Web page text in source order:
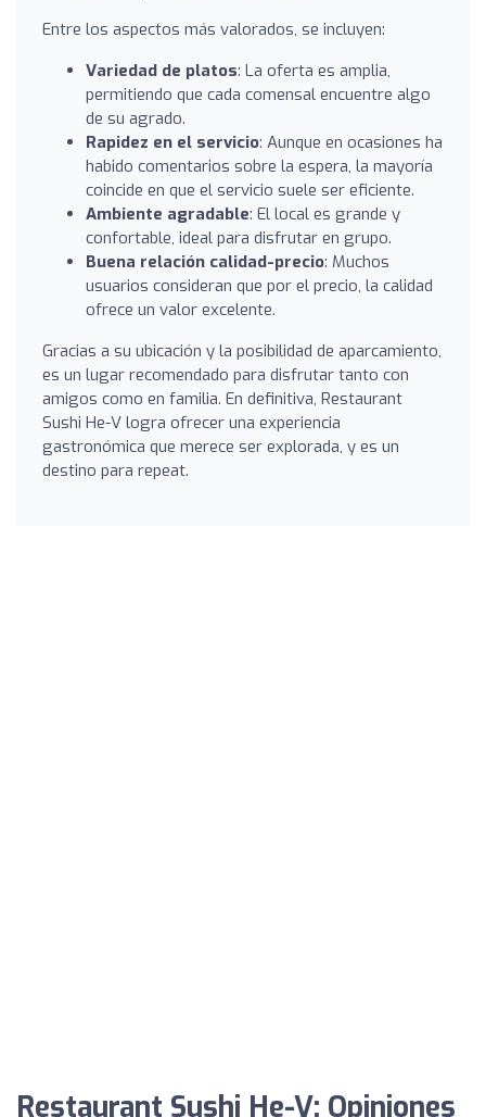
Entre los aspectos más valorados, se incluyen:
Variedad de platos: La oferta es amplia,
permitiendo que cada comensal encuentre algo
de su agrado.
Rapidez en el servicio: Aunque en ocasiones ha
habido comentarios sobre la espera, la mayoría
coincide en que el servicio suele ser eficiente.
Ambiente agradable: El local es grande y
confortable, ideal para disfrutar en grupo.
Buena relación calidad-precio: Muchos
usuarios consideran que por el precio, la calidad
ofrece un valor excelente.
Gracias a su ubicación y la posibilidad de aparcamiento,
es un lugar recomendado para disfrutar tanto con
amigos como en familia. En definitiva, Restaurant
Sushi He-V logra ofrecer una experiencia
gastronómica que merece ser explorada, y es un
destino para repeat.
Restaurant Sushi He-V: Opiniones